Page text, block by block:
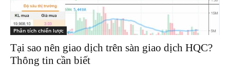
Phân tích chiến lược
Tại sao nên giao dịch trên sàn giao dịch HQC?
Thông tin cần biết